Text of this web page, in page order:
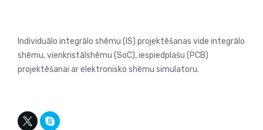
Individuālo integrālo shēmu (IS) projektēšanas vide integrālo
shēmu, vienkristālshēmu (SoC), iespiedplašu (PCB)
projektēšanai ar elektronisko shēmu simulatoru.